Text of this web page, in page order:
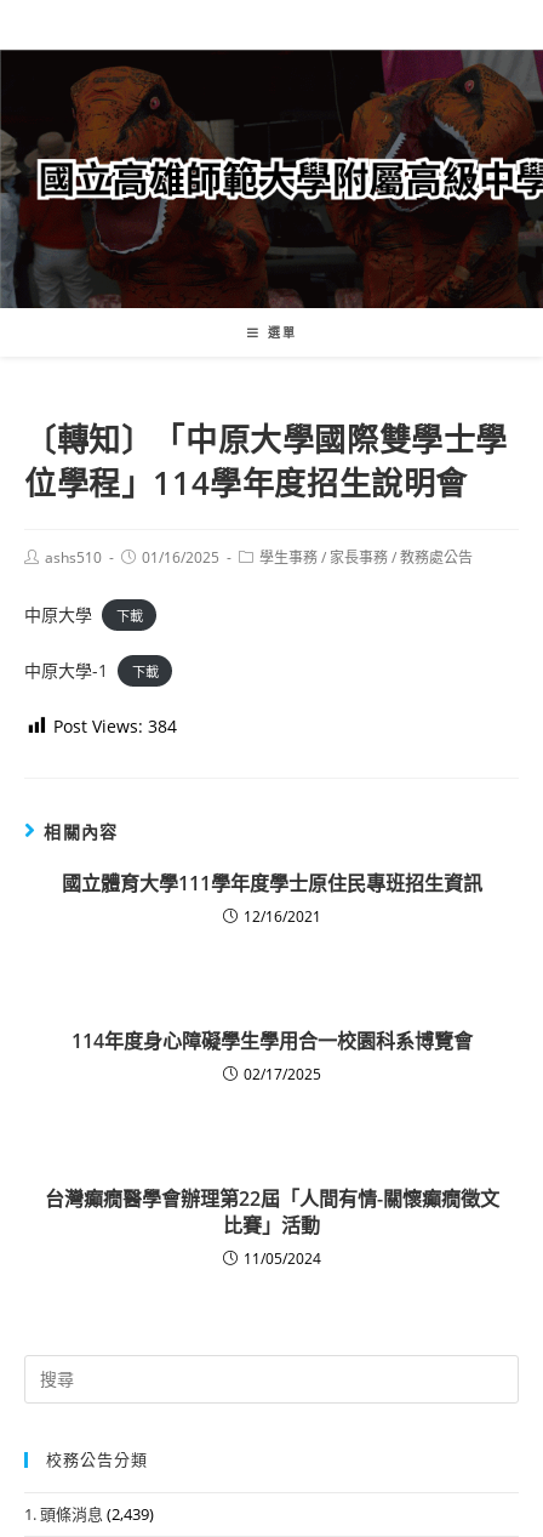
轉
要
內
容
選單
〔轉知〕「中原大學國際雙學士學
位學程」114學年度招生說明會
Postashs510
Post01/16/2025
Post學生事務/ 家長事務/教務處公告
中原大學 下載
中原大學-1 下載
Post Views: 384
相關內容
國立體育大學111學年度學士原住民專班招生資訊
12/16/2021
114年度身心障礙學生學用合一校園科系博覽會
02/17/2025
台灣癲癇醫學會辦理第22屆「人間有情-關懷癲癇徵文
比賽」活動
11/05/2024
Search
for:
校務公告分類
1. 頭條消息 (2,439)